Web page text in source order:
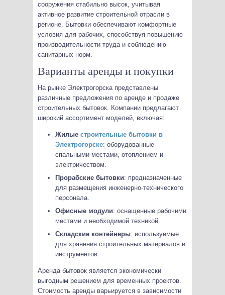
сооружения стабильно высок, учитывая
активное развитие строительной отрасли в
регионе. Бытовки обеспечивают комфортные
условия для рабочих, способствуя повышению
производительности труда и соблюдению
санитарных норм.
Варианты аренды и покупки
На рынке Электрогорска представлены
различные предложения по аренде и продаже
строительных бытовок. Компании предлагают
широкий ассортимент моделей, включая:
Жилые строительные бытовки в
Электрогорске: оборудованные
спальными местами, отоплением и
электричеством.
Прорабские бытовки: предназначенные
для размещения инженерно-технического
персонала.
Офисные модули: оснащенные рабочими
местами и необходимой техникой.
Складские контейнеры: используемые
для хранения строительных материалов и
инструментов.
Аренда бытовок является экономически
выгодным решением для временных проектов.
Стоимость аренды варьируется в зависимости